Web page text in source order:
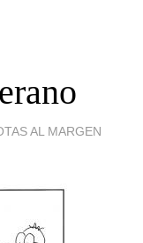
AL MARGEN